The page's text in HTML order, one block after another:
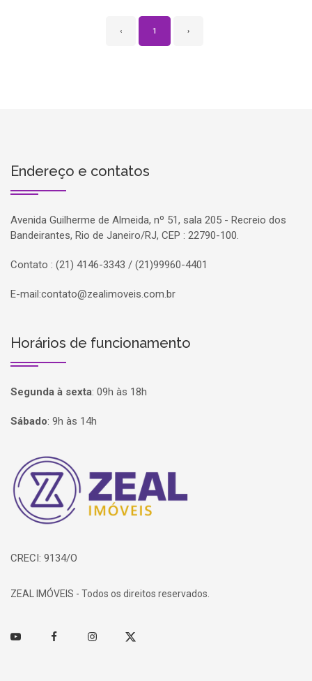
‹ 1 ›
Endereço e contatos
Avenida Guilherme de Almeida, nº 51, sala 205 - Recreio dos
Bandeirantes, Rio de Janeiro/RJ, CEP : 22790-100.
Contato : (21) 4146-3343 / (21)99960-4401
E-mail:contato@zealimoveis.com.br
Horários de funcionamento
Segunda à sexta: 09h às 18h
Sábado: 9h às 14h
Página inicial
CRECI: 9134/O
ZEAL IMÓVEIS - Todos os direitos reservados.
Youtube FacebookInstagramTwitter